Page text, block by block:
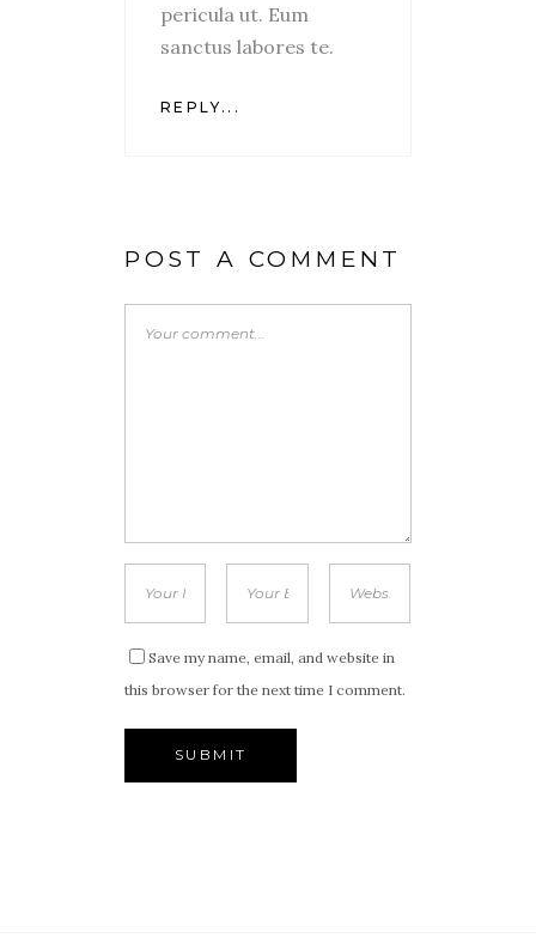
pericula ut. Eum
sanctus labores te.
REPLY...
POST A COMMENT
Save my name, email, and website in
this browser for the next time I comment.